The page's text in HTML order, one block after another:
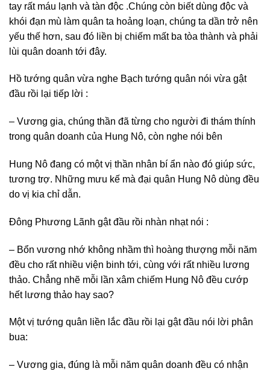
tay rất máu lạnh và tàn độc .Chúng còn biết dùng độc và
khói đạn mù làm quân ta hoảng loạn, chúng ta dần trở nên
yếu thế hơn, sau đó liền bị chiếm mất ba tòa thành và phải
lùi quân doanh tới đây.
Hồ tướng quân vừa nghe Bạch tướng quân nói vừa gật
đầu rồi lại tiếp lời :
– Vương gia, chúng thần đã từng cho người đi thám thính
trong quân doanh của Hung Nô, còn nghe nói bên
Hung Nô đang có một vị thần nhân bí ẩn nào đó giúp sức,
tương trợ. Những mưu kế mà đại quân Hung Nô dùng đều
do vị kia chỉ dẫn.
Đông Phương Lãnh gật đầu rồi nhàn nhạt nói :
– Bổn vương nhớ không nhầm thì hoàng thượng mỗi năm
đều cho rất nhiều viện binh tới, cùng với rất nhiều lương
thảo. Chẳng nhẽ mỗi lần xâm chiếm Hung Nô đều cướp
hết lương thảo hay sao?
Một vị tướng quân liền lắc đầu rồi lại gật đầu nói lời phân
bua:
– Vương gia, đúng là mỗi năm quân doanh đều có nhận